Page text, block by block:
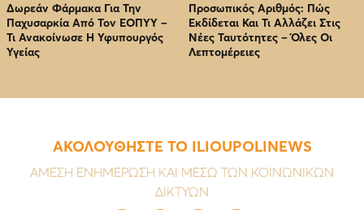
Δωρεάν Φάρμακα Για Την
Παχυσαρκία Από Τον EOΠΥΥ –
Τι Ανακοίνωσε Η Υφυπουργός
Υγείας
Προσωπικός Αριθμός: Πώς
Εκδίδεται Και Τι Αλλάζει Στις
Νέες Ταυτότητες – Όλες Οι
Λεπτομέρειες
ΑΚΟΛΟΥΘΗΣΤΕ ΤΟ ILIOUPOLINEWS
ΑΜΕΣΗ ΕΝΗΜΕΡΩΣΗ ΚΑΙ ΜΕΣΩ ΤΩΝ ΚΟΙΝΩΝΙΚΩΝ
ΔΙΚΤΥΩΝ